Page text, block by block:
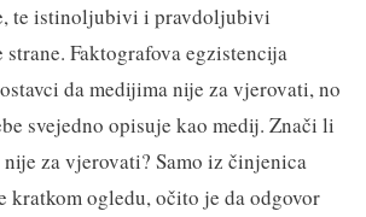
te istinoljubivi i pravdoljubivi
strane. Faktografova egzistencija
da medijima nije za vjerovati, no
svejedno opisuje kao medij. Znači li
za vjerovati? Samo iz činjenica
kratkom ogledu, očito je da odgovor